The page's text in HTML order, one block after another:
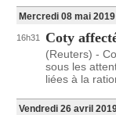
Mercredi 08 mai 2019
16h31 Coty
(Reuters) -
sous les
liées à la
Vendredi 26 avril